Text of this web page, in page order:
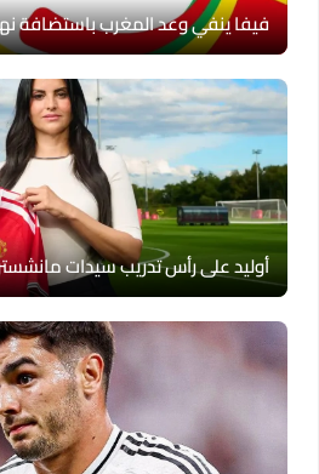
فيفا ينفي وعد المغرب باستضافة نهائي
أوليد على رأس تدريب سيدات مانشستر